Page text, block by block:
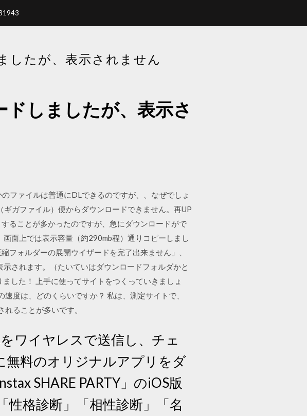
したが、表示されません
しましたが、表示さ
ファイルは普通にDLできるのですが、、なぜでしょ
ガファイル）便からダウンロードできません。再UP
ることが多かったのですが、急にダウンロードがで
面上では表示容量（約290mb程）通りコピーしまし
フォルダーの展開ウイザードを完了出来ません」、
されます。（たいていはダウンロードフォルダかと
した！ 上手に使ってサイトをつくっていきましょ
度は、どのくらいですか？ 私は、測定サイトで、
ることが多いです。
ワイヤレスで送信し、チェ
料のオリジナルアプリをダ
SHARE PARTY」のiOS版
格診断」「相性診断」「名